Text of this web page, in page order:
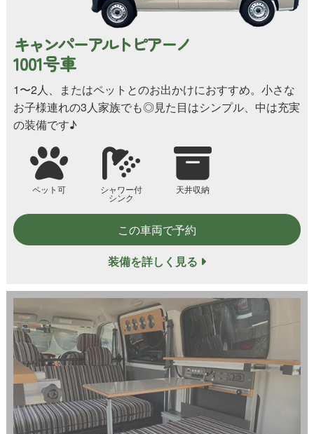
キャンパーアルトピアーノ
1001号車
1〜2人、またはペットとのお出かけにおすすめ。小さな
お子様連れの3人家族でも◎見た目はシンプル、中は充実
の装備です♪
ペット可
シャワー付
シンク
天井収納
この車両で予約
装備を詳しく見る